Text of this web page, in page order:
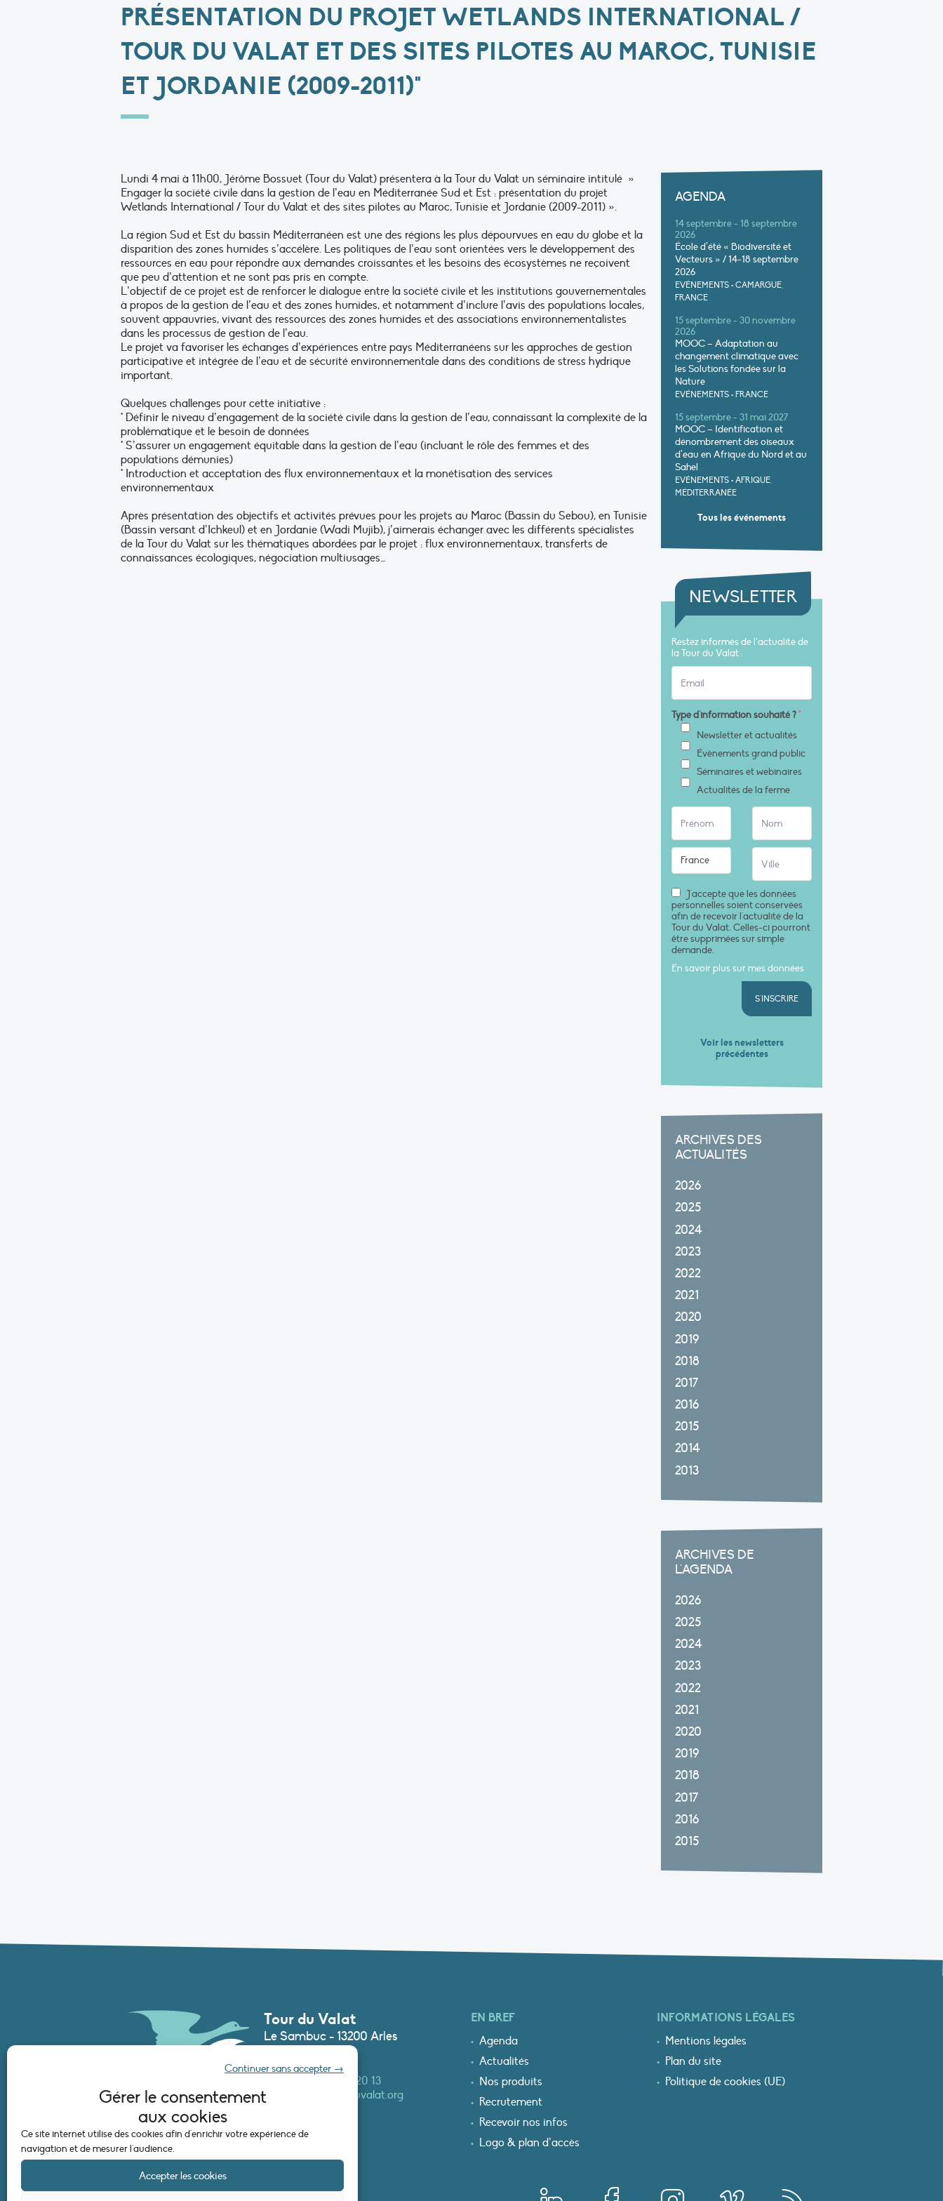
Gérer le consentement
aux cookies
Ce site internet utilise des cookies afin d'enrichir votre expérience de
navigation et de mesurer l'audience.
Accepter les cookies
Continuer sans accepter →
PRÉSENTATION DU PROJET WETLANDS INTERNATIONAL /
TOUR DU VALAT ET DES SITES PILOTES AU MAROC, TUNISIE
ET JORDANIE (2009-2011)"
Lundi 4 mai à 11h00, Jérôme Bossuet (Tour du Valat) présentera à la Tour du Valat un séminaire intitulé »
Engager la société civile dans la gestion de l’eau en Méditerranée Sud et Est : présentation du projet
Wetlands International / Tour du Valat et des sites pilotes au Maroc, Tunisie et Jordanie (2009-2011) ».
La région Sud et Est du bassin Méditerranéen est une des régions les plus dépourvues en eau du globe et la
disparition des zones humides s’accélère. Les politiques de l’eau sont orientées vers le développement des
ressources en eau pour répondre aux demandes croissantes et les besoins des écosystèmes ne reçoivent
que peu d’attention et ne sont pas pris en compte.
L’objectif de ce projet est de renforcer le dialogue entre la société civile et les institutions gouvernementales
à propos de la gestion de l’eau et des zones humides, et notamment d’inclure l’avis des populations locales,
souvent appauvries, vivant des ressources des zones humides et des associations environnementalistes
dans les processus de gestion de l’eau.
Le projet va favoriser les échanges d’expériences entre pays Méditerranéens sur les approches de gestion
participative et intégrée de l’eau et de sécurité environnementale dans des conditions de stress hydrique
important.
Quelques challenges pour cette initiative :
* Définir le niveau d’engagement de la société civile dans la gestion de l’eau, connaissant la complexité de la
problématique et le besoin de données
* S’assurer un engagement équitable dans la gestion de l’eau (incluant le rôle des femmes et des
populations démunies)
* Introduction et acceptation des flux environnementaux et la monétisation des services
environnementaux
Après présentation des objectifs et activités prévues pour les projets au Maroc (Bassin du Sebou), en Tunisie
(Bassin versant d’Ichkeul) et en Jordanie (Wadi Mujib), j’aimerais échanger avec les différents spécialistes
de la Tour du Valat sur les thématiques abordées par le projet : flux environnementaux, transferts de
connaissances écologiques, négociation multiusages…
AGENDA
14 septembre - 18 septembre
2026
École d’été « Biodiversité et
Vecteurs » / 14-18 septembre
2026
EVÉNEMENTS • CAMARGUE,
FRANCE
15 septembre - 30 novembre
2026
MOOC – Adaptation au
changement climatique avec
les Solutions fondée sur la
Nature
EVÉNEMENTS • FRANCE
15 septembre - 31 mai 2027
MOOC – Identification et
dénombrement des oiseaux
d’eau en Afrique du Nord et au
Sahel
EVÉNEMENTS • AFRIQUE,
MÉDITERRANÉE
Tous les événements
NEWSLETTER
Restez informés de l’actualité de
la Tour du Valat :
Type d'information souhaité ?*
Newsletter et actualités
Évènements grand public
Séminaires et webinaires
Actualités de la ferme
J'accepte que les données
personnelles soient conservées
afin de recevoir l'actualité de la
Tour du Valat. Celles-ci pourront
être supprimées sur simple
demande.
En savoir plus sur mes données
S'INSCRIRE
Voir les newsletters
précédentes
ARCHIVES DES
ACTUALITÉS
2026
2025
2024
2023
2022
2021
2020
2019
2018
2017
2016
2015
2014
2013
ARCHIVES DE
L'AGENDA
2026
2025
2024
2023
2022
2021
2020
2019
2018
2017
2016
2015
Tour du Valat
Le Sambuc - 13200 Arles
+33 (0)4 90 97 20 13
secretariat@tourduvalat.org
EN BREF
Agenda
Actualités
Nos produits
Recrutement
Recevoir nos infos
Logo & plan d’accès
INFORMATIONS LÉGALES
Mentions légales
Plan du site
Politique de cookies (UE)